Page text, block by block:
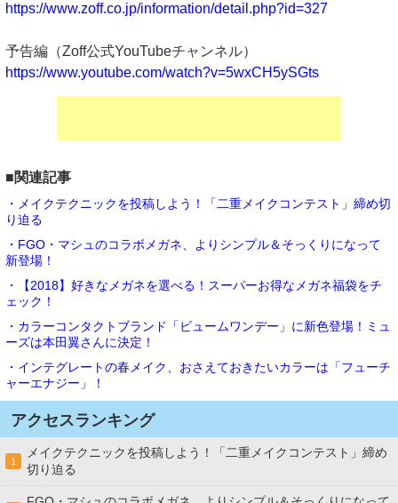
https://www.zoff.co.jp/information/detail.php?id=327
予告編（Zoff公式YouTubeチャンネル）
https://www.youtube.com/watch?v=5wxCH5ySGts
■関連記事
・メイクテクニックを投稿しよう！「二重メイクコンテスト」締め切
り迫る
・FGO・マシュのコラボメガネ、よりシンプル＆そっくりになって
新登場！
・【2018】好きなメガネを選べる！スーパーお得なメガネ福袋をチ
ェック！
・カラーコンタクトブランド「ビュームワンデー」に新色登場！ミュ
ーズは本田翼さんに決定！
・インテグレートの春メイク、おさえておきたいカラーは「フューチ
ャーエナジー」！
アクセスランキング
1
メイクテクニックを投稿しよう！「二重メイクコンテスト」締め
切り迫る